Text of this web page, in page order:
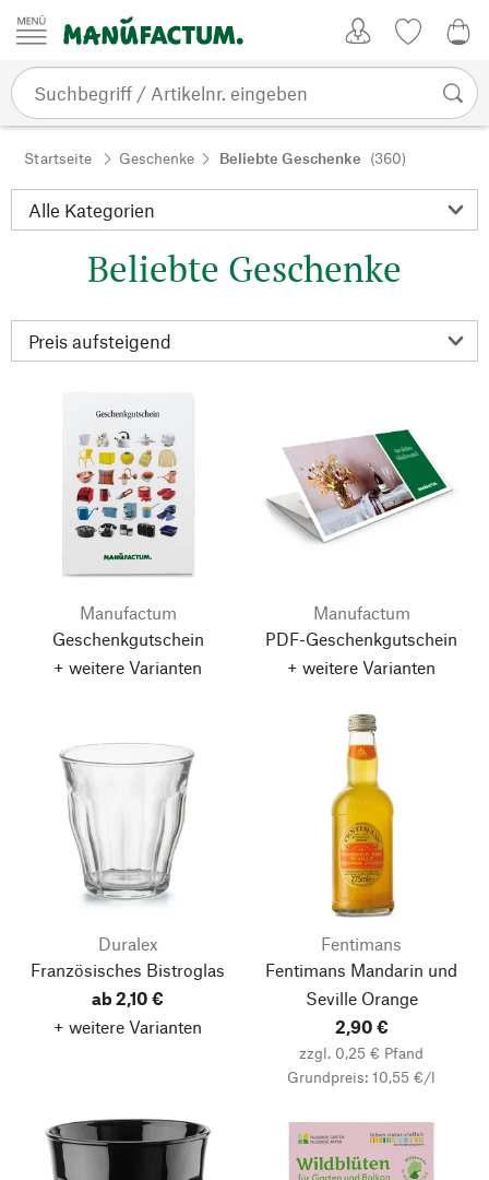
Zum Inhalt springen
Startseite Geschenke Beliebte Geschenke (360)
Beliebte Geschenke
Manufactum
Geschenkgutschein
+ weitere Varianten
Manufactum
PDF-Geschenkgutschein
+ weitere Varianten
Duralex
Französisches Bistroglas
ab 2,10 €
+ weitere Varianten
Fentimans
Fentimans Mandarin und
Seville Orange
2,90 €
zzgl. 0,25 € Pfand
Grundpreis: 10,55 €/l